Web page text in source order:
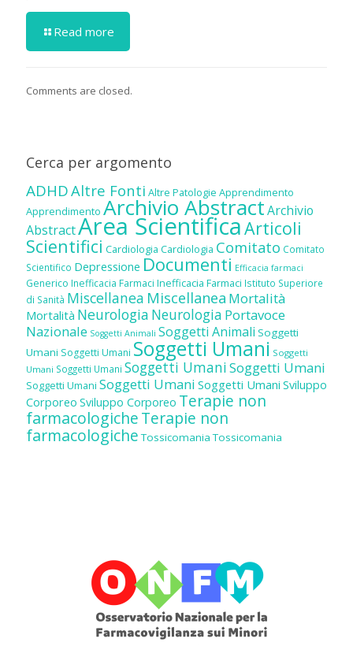
Read more
Comments are closed.
Cerca per argomento
ADHDAltre Fonti Altre Patologie Apprendimento
Apprendimento Archivio AbstractArchivio
AbstractArea ScientificaArticoli
Scientifici Cardiologia Cardiologia Comitato Comitato
Scientifico Depressione Documenti Efficacia farmaci
Generico Inefficacia Farmaci Inefficacia Farmaci Istituto Superiore
di Sanità Miscellanea Miscellanea Mortalità
Mortalità Neurologia Neurologia Portavoce
Nazionale Soggetti Animali Soggetti Animali Soggetti
Umani Soggetti Umani Soggetti Umani Soggetti
Umani Soggetti Umani Soggetti UmaniSoggetti Umani
Soggetti Umani Soggetti Umani Soggetti Umani Sviluppo
Corporeo Sviluppo Corporeo Terapie non
farmacologicheTerapie non
farmacologiche Tossicomania Tossicomania